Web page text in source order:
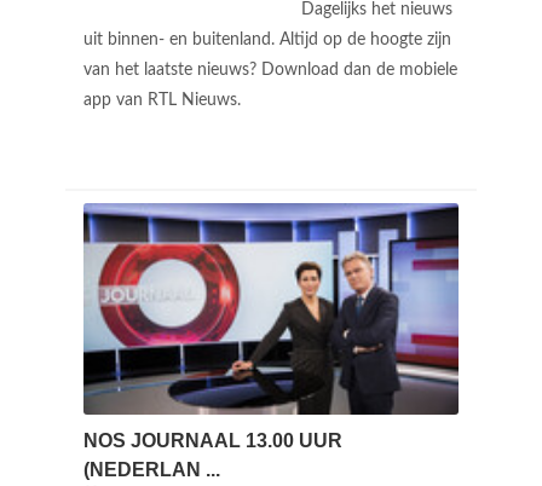
Dagelijks het nieuws
uit binnen- en buitenland. Altijd op de hoogte zijn
van het laatste nieuws? Download dan de mobiele
app van RTL Nieuws.
NOS JOURNAAL 13.00 UUR
(NEDERLAN ...